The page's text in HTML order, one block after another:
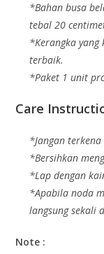
*Bahan busa
tebal 20
*Kerangka
terbaik.
*Paket 1 unit
Care
*Jangan
*Bersihkan
*Lap dengan
*Apabila noda
langsung sekali
Note :